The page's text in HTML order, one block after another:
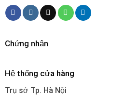
Chứng nhận
Hệ thống cửa hàng
Trụ sở Tp. Hà Nội